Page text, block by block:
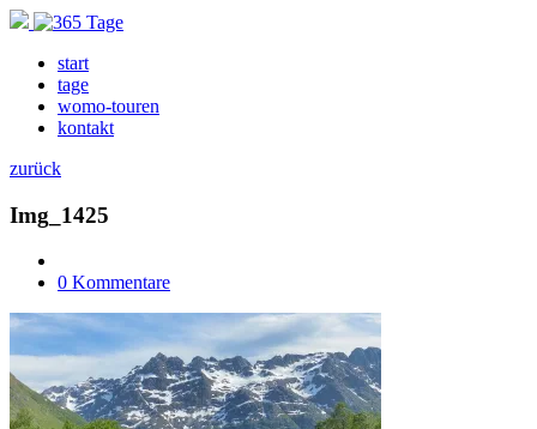
start
tage
womo-touren
kontakt
zurück
Img_1425
0 Kommentare